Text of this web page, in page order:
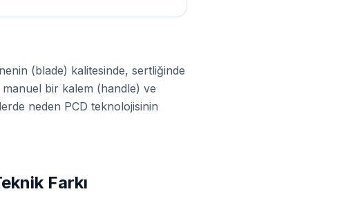
(blade) kalitesinde, sertliğinde
manuel bir kalem (handle) ve
neden PCD teknolojisinin
Farkı